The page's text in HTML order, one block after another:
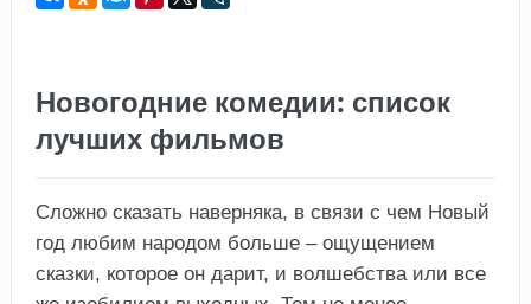
Новогодние комедии: список
лучших фильмов
Сложно сказать наверняка, в связи с чем Новый
год любим народом больше – ощущением
сказки, которое он дарит, и волшебства или все